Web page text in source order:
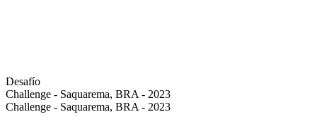
Desafío
Challenge - Saquarema, BRA - 2023
Challenge - Saquarema, BRA - 2023